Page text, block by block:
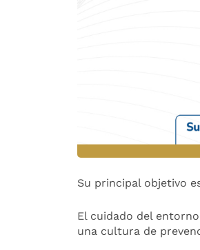
Su principal objetivo
El cuidado del
una cultura de